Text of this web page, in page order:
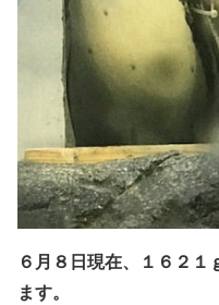
６月８日現在、１６２
ます。